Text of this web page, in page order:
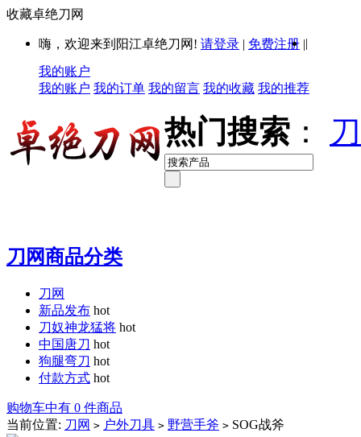
收藏卓绝刀网
嗨，欢迎来到阳江卓绝刀网! 请登录 | 免费注册 ||
我的账户
我的账户 我的订单 我的留言 我的收藏 我的推荐
热门搜索 ：
刀网商品分类
刀网
新品发布 hot
刀奴神龙猛将 hot
中国唐刀 hot
狗腿弯刀 hot
付款方式 hot
购物车中有 0 件商品
当前位置: 刀网 > 户外刀具 > 野营手斧 > SOG战斧